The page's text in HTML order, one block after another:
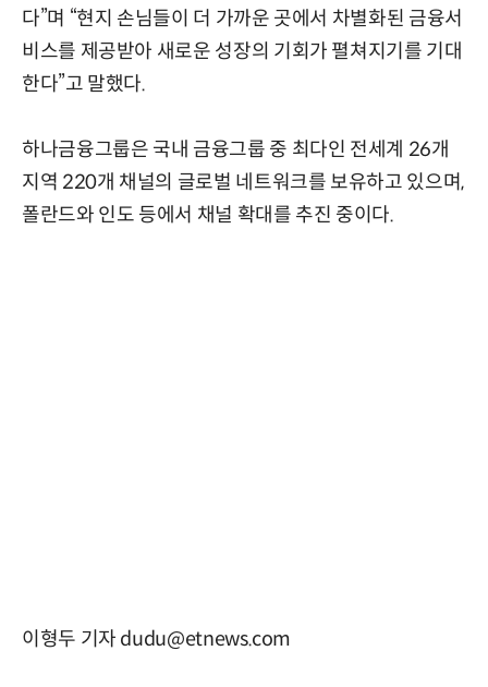
다”며 “현지 손님들이 더 가까운 곳에서 차별화된 금융서
비스를 제공받아 새로운 성장의 기회가 펼쳐지기를 기대
한다”고 말했다.
하나금융그룹은 국내 금융그룹 중 최다인 전세계 26개
지역 220개 채널의 글로벌 네트워크를 보유하고 있으며,
폴란드와 인도 등에서 채널 확대를 추진 중이다.
이형두 기자 dudu@etnews.com